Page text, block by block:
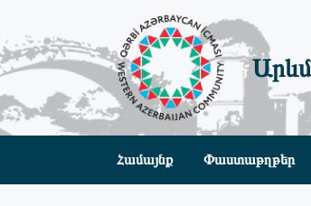
Համայնք Փաստաթղթեր